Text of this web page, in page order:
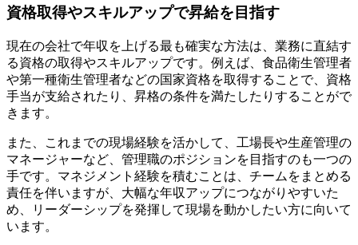
資格取得やスキルアップで昇給を目指す
現在の会社で年収を上げる最も確実な方法は、業務に直結す
る資格の取得やスキルアップです。例えば、食品衛生管理者
や第一種衛生管理者などの国家資格を取得することで、資格
手当が支給されたり、昇格の条件を満たしたりすることがで
きます。
また、これまでの現場経験を活かして、工場長や生産管理の
マネージャーなど、管理職のポジションを目指すのも一つの
手です。マネジメント経験を積むことは、チームをまとめる
責任を伴いますが、大幅な年収アップにつながりやすいた
め、リーダーシップを発揮して現場を動かしたい方に向いて
います。